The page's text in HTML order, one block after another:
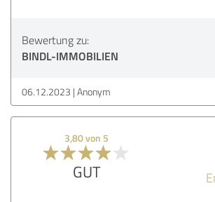
Bewertung zu:
BINDL-IMMOBILIEN
06.12.2023 Anonym
3,80 von 5
GUT